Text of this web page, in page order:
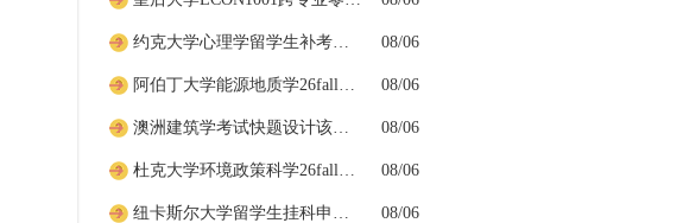
08/06
08/06
08/06
08/06
08/06